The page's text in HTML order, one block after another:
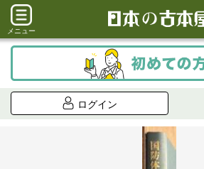
メニュー
ログイン